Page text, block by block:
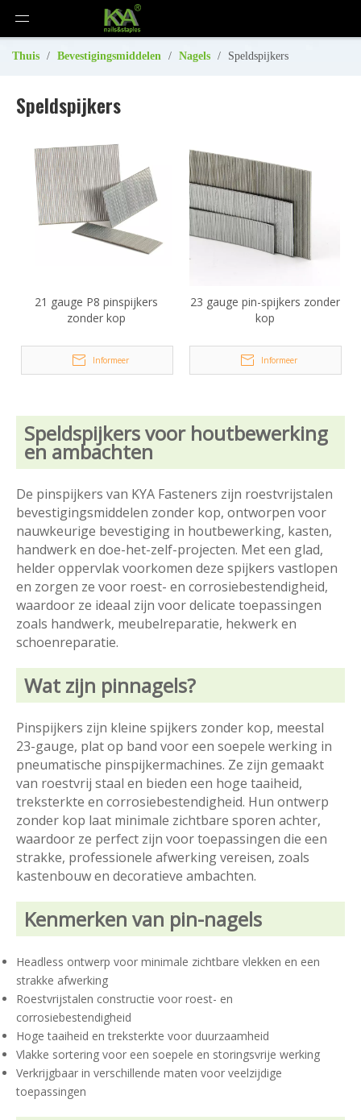
Thuis / Bevestigingsmiddelen / Nagels / Speldspijkers
Speldspijkers
21 gauge P8 pinspijkers
zonder kop
Informeer
23 gauge pin-spijkers zonder
kop
Informeer
Speldspijkers voor houtbewerking
en ambachten
De pinspijkers van KYA Fasteners zijn roestvrijstalen
bevestigingsmiddelen zonder kop, ontworpen voor
nauwkeurige bevestiging in houtbewerking, kasten,
handwerk en doe-het-zelf-projecten. Met een glad,
helder oppervlak voorkomen deze spijkers vastlopen
en zorgen ze voor roest- en corrosiebestendigheid,
waardoor ze ideaal zijn voor delicate toepassingen
zoals handwerk, meubelreparatie, hekwerk en
schoenreparatie.
Wat zijn pinnagels?
Pinspijkers zijn kleine spijkers zonder kop, meestal
23-gauge, plat op band voor een soepele werking in
pneumatische pinspijkermachines. Ze zijn gemaakt
van roestvrij staal en bieden een hoge taaiheid,
treksterkte en corrosiebestendigheid. Hun ontwerp
zonder kop laat minimale zichtbare sporen achter,
waardoor ze perfect zijn voor toepassingen die een
strakke, professionele afwerking vereisen, zoals
kastenbouw en decoratieve ambachten.
Kenmerken van pin-nagels
Headless ontwerp voor minimale zichtbare vlekken en een
strakke afwerking
Roestvrijstalen constructie voor roest- en
corrosiebestendigheid
Hoge taaiheid en treksterkte voor duurzaamheid
Vlakke sortering voor een soepele en storingsvrije werking
Verkrijgbaar in verschillende maten voor veelzijdige
toepassingen